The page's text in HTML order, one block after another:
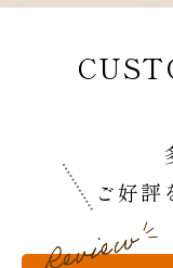
共に楽しんでいた
めしています。そ
ざわりやテクスチ
ります。
是非皆様のお気に
ご好評